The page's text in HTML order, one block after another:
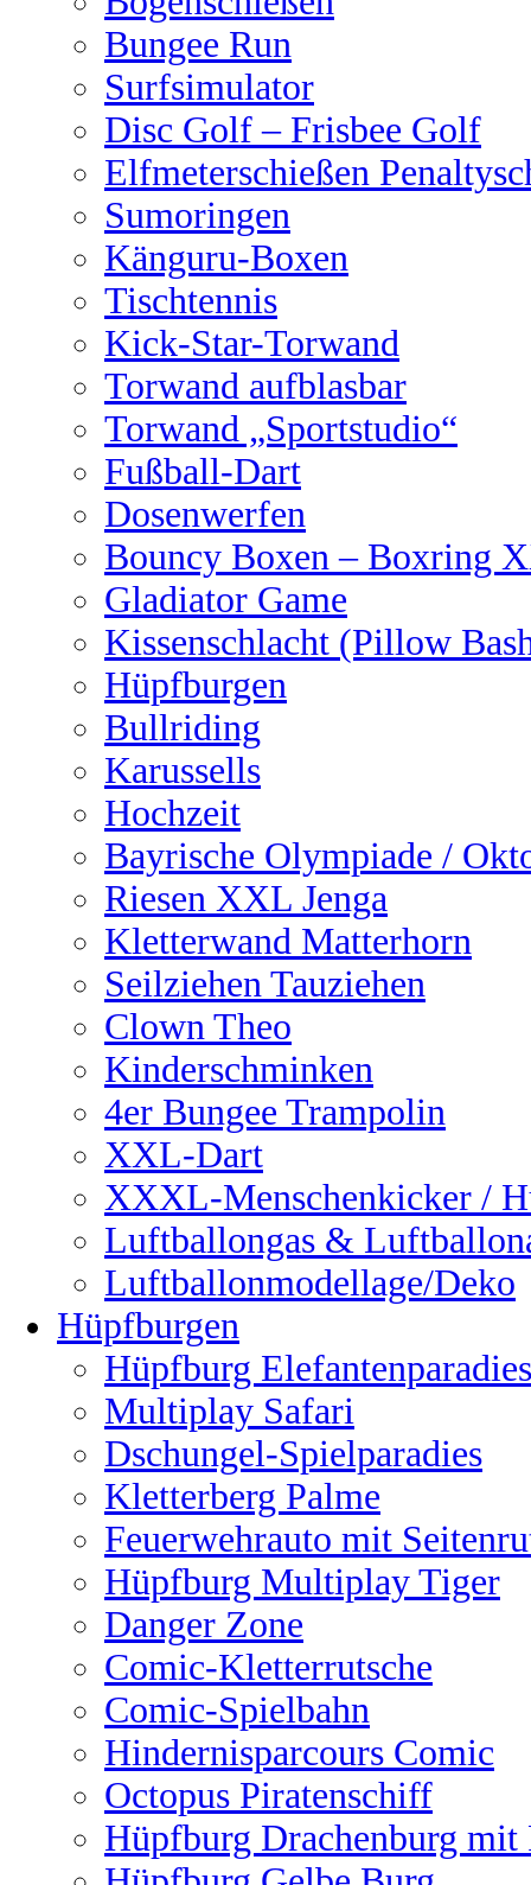
Bungee Run
Surfsimulator
Disc Golf – Frisbee Golf
Elfmeterschießen
Sumoringen
Känguru-Boxen
Tischtennis
Kick-Star-Torwand
Torwand aufblasbar
Torwand „Sportstudio“
Fußball-Dart
Dosenwerfen
Bouncy Boxen – Boxring
Gladiator Game
Kissenschlacht (Pillow
Hüpfburgen
Bullriding
Karussells
Hochzeit
Bayrische Olympiade /
Riesen XXL Jenga
Kletterwand Matterhorn
Seilziehen Tauziehen
Clown Theo
Kinderschminken
4er Bungee Trampolin
XXL-Dart
XXXL-Menschenkicker /
Luftballongas &
Luftballonmodellage/Deko
Hüpfburgen
Hüpfburg Elefantenparadies
Multiplay Safari
Dschungel-Spielparadies
Kletterberg Palme
Feuerwehrauto mit
Hüpfburg Multiplay Tiger
Danger Zone
Comic-Kletterrutsche
Comic-Spielbahn
Hindernisparcours Comic
Octopus Piratenschiff
Hüpfburg Drachenburg mit